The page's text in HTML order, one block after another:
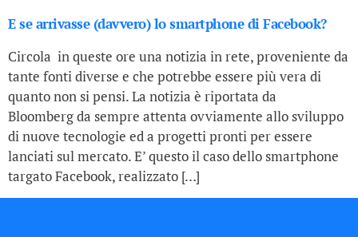
E se arrivasse (davvero) lo smartphone di Facebook?
Circola in queste ore una notizia in rete, proveniente da
tante fonti diverse e che potrebbe essere più vera di
quanto non si pensi. La notizia è riportata da
Bloomberg da sempre attenta ovviamente allo sviluppo
di nuove tecnologie ed a progetti pronti per essere
lanciati sul mercato. E’ questo il caso dello smartphone
targato Facebook, realizzato […]